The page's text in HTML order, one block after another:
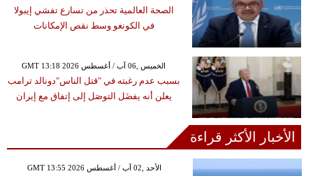
الصحة العالمية تحذر من تسارع تفشي إيبولا
في الكونغو وسط نقص الإمكانات
GMT 13:18 2026 الخميس ,06 آب / أغسطس
بسبب عدم رغبته في "قتل الناس"دونالد ترامب
يعلن أنه يفضَل التوصَل إلى إتفاق مع إيران
الأخبار الأكثر قراءة
GMT 13:55 2026 الأحد ,02 آب / أغسطس